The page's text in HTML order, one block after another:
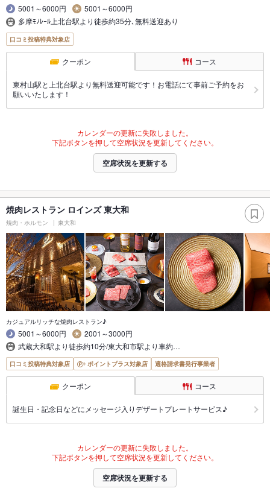
5001～6000円
5001～6000円
多摩ﾓﾉﾚｰﾙ上北台駅より徒歩約35分､無料送迎あり
口コミ投稿特典対象店
クーポン コース
東村山駅と上北台駅より無料送迎可能です！お電話にて事前ご予約をお
願いいたします！
カレンダーの更新に失敗しました。
下記ボタンを押して空席状況を更新してください。
空席状況を更新する
焼肉レストラン ロインズ 東大和
焼肉・ホルモン 東大和
カジュアルリッチな焼肉レストラン♪
5001～6000円
2001～3000円
武蔵大和駅より徒歩約10分/東大和市駅より車約…
口コミ投稿特典対象店 ポイントプラス対象店 適格請求書発行事業者
クーポン コース
誕生日・記念日などにメッセージ入りデザートプレートサービス♪
カレンダーの更新に失敗しました。
下記ボタンを押して空席状況を更新してください。
空席状況を更新する